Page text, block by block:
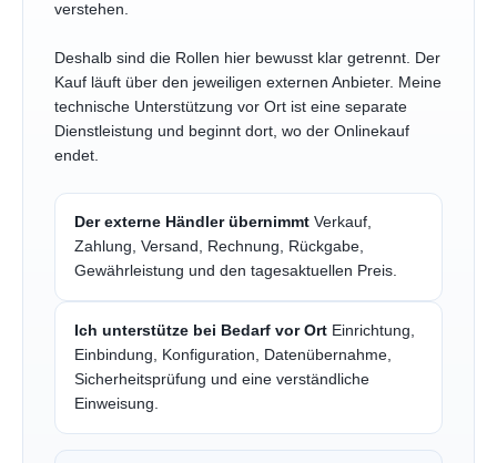
verstehen.
Deshalb sind die Rollen hier bewusst klar getrennt. Der
Kauf läuft über den jeweiligen externen Anbieter. Meine
technische Unterstützung vor Ort ist eine separate
Dienstleistung und beginnt dort, wo der Onlinekauf
endet.
Der externe Händler übernimmt Verkauf,
Zahlung, Versand, Rechnung, Rückgabe,
Gewährleistung und den tagesaktuellen Preis.
Ich unterstütze bei Bedarf vor Ort Einrichtung,
Einbindung, Konfiguration, Datenübernahme,
Sicherheitsprüfung und eine verständliche
Einweisung.